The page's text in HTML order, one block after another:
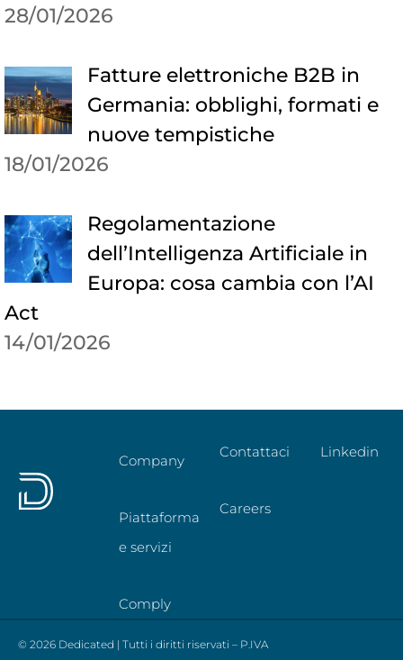
28/01/2026
Fatture elettroniche B2B in
Germania: obblighi, formati e
nuove tempistiche
18/01/2026
Regolamentazione
dell’Intelligenza Artificiale in
Europa: cosa cambia con l’AI
Act
14/01/2026
Company
Piattaforma
e servizi
Comply
Contattaci
Careers
Linkedin
© 2026 Dedicated | Tutti i diritti riservati – P.IVA